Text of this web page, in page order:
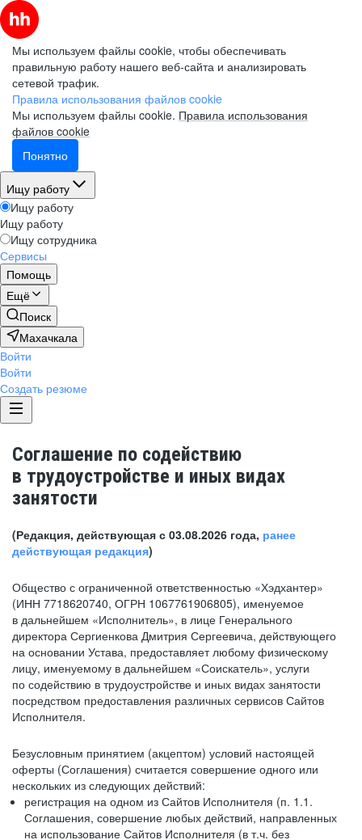
Мы используем файлы cookie, чтобы обеспечивать
правильную работу нашего веб-сайта и анализировать
сетевой трафик.
Правила использования файлов cookie
Мы используем файлы cookie. Правила использования
файлов cookie
Понятно
Ищу работу
Ищу работу
Ищу работу
Ищу сотрудника
Сервисы
Помощь
Ещё
Поиск
Махачкала
Войти
Войти
Создать резюме
Соглашение по содействию
в трудоустройстве и иных видах
занятости
(Редакция, действующая с 03.08.2026 года, ранее
действующая редакция)
Общество с ограниченной ответственностью «Хэдхантер»
(ИНН 7718620740, ОГРН 1067761906805), именуемое
в дальнейшем «Исполнитель», в лице Генерального
директора Сергиенкова Дмитрия Сергеевича, действующего
на основании Устава, предоставляет любому физическому
лицу, именуемому в дальнейшем «Соискатель», услуги
по содействию в трудоустройстве и иных видах занятости
посредством предоставления различных сервисов Сайтов
Исполнителя.
Безусловным принятием (акцептом) условий настоящей
оферты (Соглашения) считается совершение одного или
нескольких из следующих действий:
регистрация на одном из Сайтов Исполнителя (п. 1.1.
Соглашения, совершение любых действий, направленных
на использование Сайтов Исполнителя (в т.ч. без